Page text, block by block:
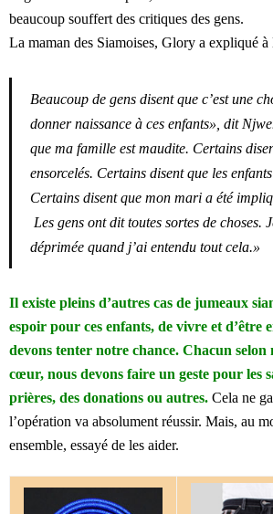
beaucoup souffert des critiques des gens.
La maman des Siamoises, Glory a expliqué à
Beaucoup de gens disent que c’est une
donner naissance à ces enfants», dit
que ma famille est maudite. Certains
ensorcelés. Certains disent que les
Certains disent que mon mari a été
Les gens ont dit toutes sortes de choses.
déprimée quand j’ai entendu tout cela.»
Il existe pleins d’autres cas de jumeaux
espoir pour ces enfants, de vivre et d’être
devons tenter notre chance. Chacun selon
cœur, nous devons faire un geste pour les
prières, des donations ou autres. Cela ne
l’opération va absolument réussir. Mais, au
ensemble, essayé de les aider.